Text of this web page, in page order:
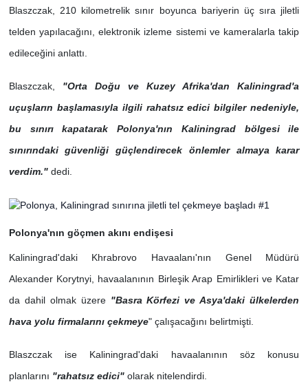
Blaszczak, 210 kilometrelik sınır boyunca bariyerin üç sıra jiletli
telden yapılacağını, elektronik izleme sistemi ve kameralarla takip
edileceğini anlattı.
Blaszczak, "Orta Doğu ve Kuzey Afrika'dan Kaliningrad'a
uçuşların başlamasıyla ilgili rahatsız edici bilgiler nedeniyle,
bu sınırı kapatarak Polonya'nın Kaliningrad bölgesi ile
sınırındaki güvenliği güçlendirecek önlemler almaya karar
verdim."dedi.
Polonya'nın göçmen akını endişesi
Kaliningrad'daki Khrabrovo Havaalanı'nın Genel Müdürü
Alexander Korytnyi, havaalanının Birleşik Arap Emirlikleri ve Katar
da dahil olmak üzere "Basra Körfezi ve Asya'daki ülkelerden
hava yolu firmalarını çekmeye" çalışacağını belirtmişti.
Blaszczak ise Kaliningrad'daki havaalanının söz konusu
planlarını "rahatsız edici"olarak nitelendirdi.